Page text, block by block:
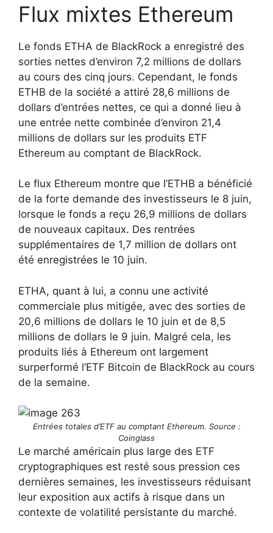
Flux mixtes Ethereum
Le fonds ETHA de BlackRock a enregistré des
sorties nettes d’environ 7,2 millions de dollars
au cours des cinq jours. Cependant, le fonds
ETHB de la société a attiré 28,6 millions de
dollars d’entrées nettes, ce qui a donné lieu à
une entrée nette combinée d’environ 21,4
millions de dollars sur les produits ETF
Ethereum au comptant de BlackRock.
Le flux Ethereum montre que l’ETHB a bénéficié
de la forte demande des investisseurs le 8 juin,
lorsque le fonds a reçu 26,9 millions de dollars
de nouveaux capitaux. Des rentrées
supplémentaires de 1,7 million de dollars ont
été enregistrées le 10 juin.
ETHA, quant à lui, a connu une activité
commerciale plus mitigée, avec des sorties de
20,6 millions de dollars le 10 juin et de 8,5
millions de dollars le 9 juin. Malgré cela, les
produits liés à Ethereum ont largement
surperformé l’ETF Bitcoin de BlackRock au cours
de la semaine.
Entrées totales d’ETF au comptant Ethereum. Source :
Coinglass
Le marché américain plus large des ETF
cryptographiques est resté sous pression ces
dernières semaines, les investisseurs réduisant
leur exposition aux actifs à risque dans un
contexte de volatilité persistante du marché.